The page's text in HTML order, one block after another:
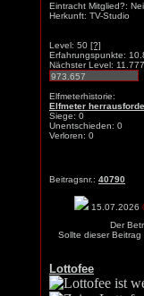
Eintracht Mitglied?:
Herkunft: TV-Studio
Level: 50 [?]
Erfahrungspunkte:
Nächster Level:
Elfmeterhistorie:
Elfmeter
Siege: 0
Unentschieden: 0
Verloren: 0
Beitragsnr.: 40790
15.07.2026
Der
Sollte dieser
Lottofee